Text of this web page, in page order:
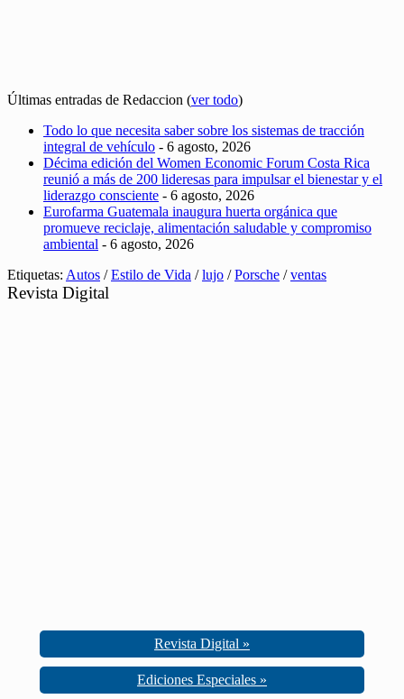
Últimas entradas de Redaccion (ver todo)
Todo lo que necesita saber sobre los sistemas de tracción
integral de vehículo - 6 agosto, 2026
Décima edición del Women Economic Forum Costa Rica
reunió a más de 200 lideresas para impulsar el bienestar y el
liderazgo consciente - 6 agosto, 2026
Eurofarma Guatemala inaugura huerta orgánica que
promueve reciclaje, alimentación saludable y compromiso
ambiental - 6 agosto, 2026
Etiquetas: Autos /Estilo de Vida /lujo /Porsche /ventas
Revista Digital
Revista Digital »
Ediciones Especiales »